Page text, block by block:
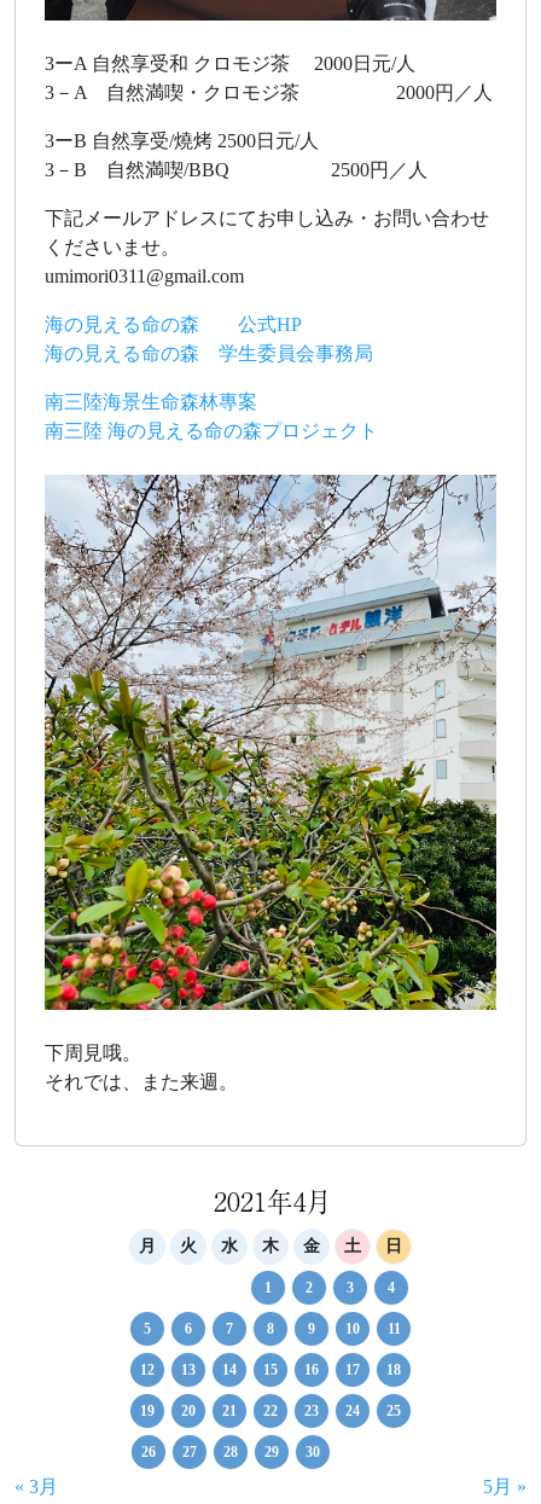
3ーA 自然享受和 クロモジ茶 2000日元/人
3－A 自然満喫・クロモジ茶 2000円／人
3ーB 自然享受/燒烤 2500日元/人
3－B 自然満喫/BBQ 2500円／人
下記メールアドレスにてお申し込み・お問い合わせ
くださいませ。
umimori0311@gmail.com
海の見える命の森 公式HP
海の見える命の森 学生委員会事務局
南三陸海景生命森林專案
南三陸 海の見える命の森プロジェクト
下周見哦。
それでは、また来週。
2021年4月
月 火 水 木 金 土 日
1 2 3 4
5 6 7 8 9 10 11
12 13 14 15 16 17 18
19 20 21 22 23 24 25
26 27 28 29 30
« 3月 5月 »